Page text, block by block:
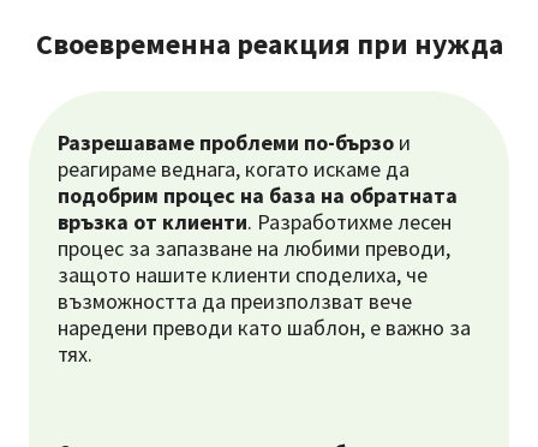
Своевременна реакция при нужда
Разрешаваме проблеми по-бързо и
реагираме веднага, когато искаме да
подобрим процес на база на обратната
връзка от клиенти. Разработихме лесен
процес за запазване на любими преводи,
защото нашите клиенти споделиха, че
възможността да преизползват вече
наредени преводи като шаблон, е важно за
тях.